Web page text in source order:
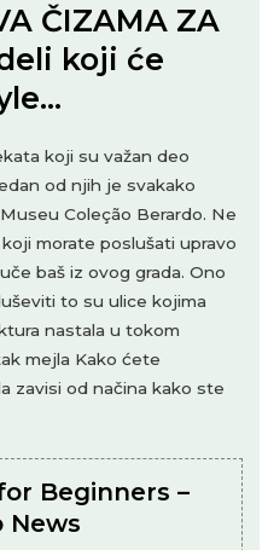
ČIZAMA ZA
koji će
koji su važan deo
od njih je svakako
Coleção Berardo. Ne
morate poslušati upravo
baš iz ovog grada. Ono
to su ulice kojima
nastala u tokom
mejla Kako ćete
zavisi od načina kako ste
Beginners –
News